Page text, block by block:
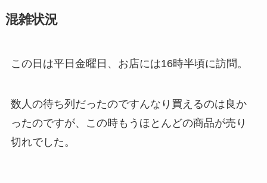
混雑状況
この日は平日金曜日、お店には16時半頃に訪問。
数人の待ち列だったのですんなり買えるのは良か
ったのですが、この時もうほとんどの商品が売り
切れでした。